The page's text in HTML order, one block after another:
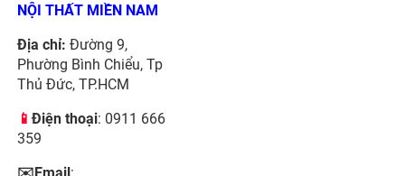
NỘI THẤT MIỀN NAM
Địa chỉ: Đường 9,
Phường Bình Chiểu, Tp
Thủ Đức, TP.HCM
📱Điện thoại: 0911 666
359